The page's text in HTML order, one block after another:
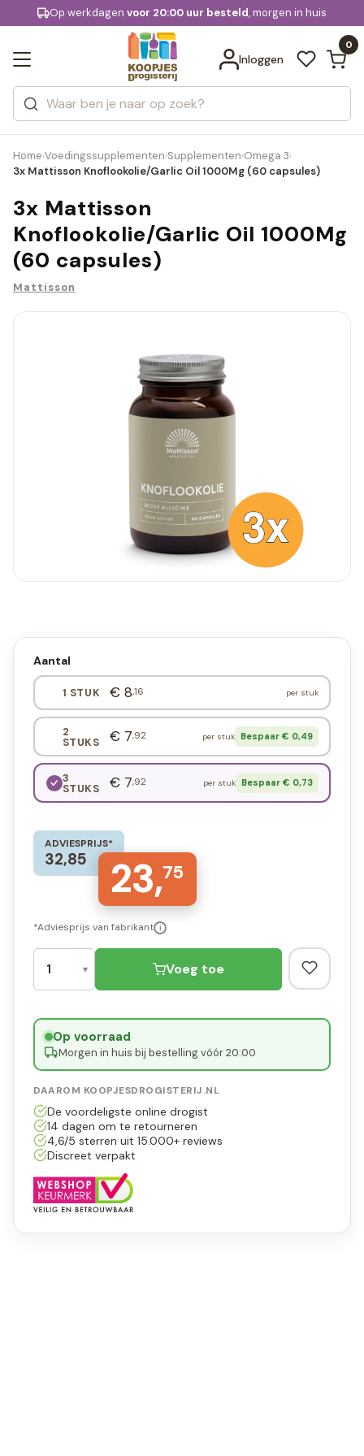
Gratis bezorging
KD.
extra
Op werkdagenvoor 20:00 uur besteld, morgen in huis
Inloggen
0
Zoeken
Categorieën
Merken
Bekijk alle resultaten
Home›Voedingssupplementen›Supplementen›Omega 3›
3x Mattisson Knoflookolie/Garlic Oil 1000Mg (60 capsules)
3x Mattisson
Knoflookolie/Garlic Oil 1000Mg
(60 capsules)
Mattisson
Aantal
1 STUK € 8,16 per stuk
2
STUKS € 7,92 per stuk Bespaar € 0,49
3
STUKS € 7,92 per stuk Bespaar € 0,73
ADVIESPRIJS*
32,85 23,75
*Adviesprijs van fabrikant i
Voeg toe
Op voorraad·
Morgen in huis bij bestelling vóór 20:00
DAAROM KOOPJESDROGISTERIJ.NL
De voordeligste online drogist
14 dagen om te retourneren
4,6/5 sterren uit 15.000+ reviews
Discreet verpakt